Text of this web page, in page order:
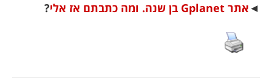
◄ אתר Gplanet בן שנה. ומה כתבתם אז אלי ?